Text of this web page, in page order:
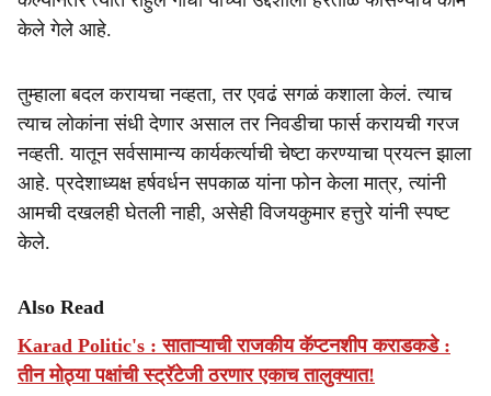
केले गेले आहे.
तुम्हाला बदल करायचा नव्हता, तर एवढं सगळं कशाला केलं. त्याच
त्याच लोकांना संधी देणार असाल तर निवडीचा फार्स करायची गरज
नव्हती. यातून सर्वसामान्य कार्यकर्त्याची चेष्टा करण्याचा प्रयत्न झाला
आहे. प्रदेशाध्यक्ष हर्षवर्धन सपकाळ यांना फोन केला मात्र, त्यांनी
आमची दखलही घेतली नाही, असेही विजयकुमार हत्तुरे यांनी स्पष्ट
केले.
Also Read
Karad Politic's : साताऱ्याची राजकीय कॅप्टनशीप कराडकडे :
तीन मोठ्या पक्षांची स्ट्रॅटेजी ठरणार एकाच तालुक्यात!